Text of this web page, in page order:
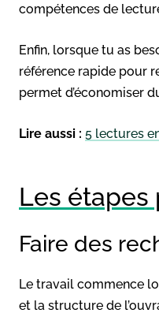
compétences de
Enfin, lorsque tu as
référence rapide pour
permet d’économiser
Lire aussi : 5 lectures
Les étapes
Faire des
Le travail commence
et la structure de